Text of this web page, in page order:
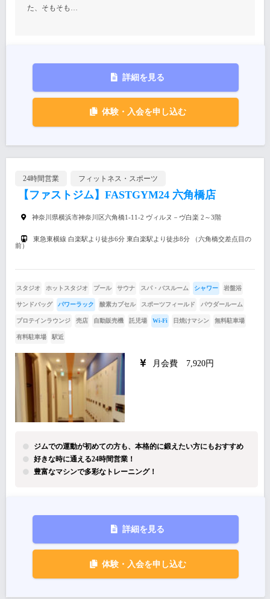
た、そもそも…
詳細を見る
体験・入会を申し込む
24時間営業 フィットネス・スポーツ
【ファストジム】FASTGYM24 六角橋店
神奈川県横浜市神奈川区六角橋1-11-2 ヴィルヌ－ヴ白楽 2～3階
東急東横線 白楽駅より徒歩6分 東白楽駅より徒歩8分 （六角橋交差点目の
前）
スタジオ ホットスタジオ プール サウナ スパ・バスルーム シャワー 岩盤浴
サンドバッグ パワーラック 酸素カプセル スポーツフィールド パウダールーム
プロテインラウンジ 売店 自動販売機 託児場 Wi-Fi 日焼けマシン 無料駐車場
有料駐車場 駅近
月会費 7,920円
ジムでの運動が初めての方も、本格的に鍛えたい方にもおすすめ
好きな時に通える24時間営業！
豊富なマシンで多彩なトレーニング！
詳細を見る
体験・入会を申し込む